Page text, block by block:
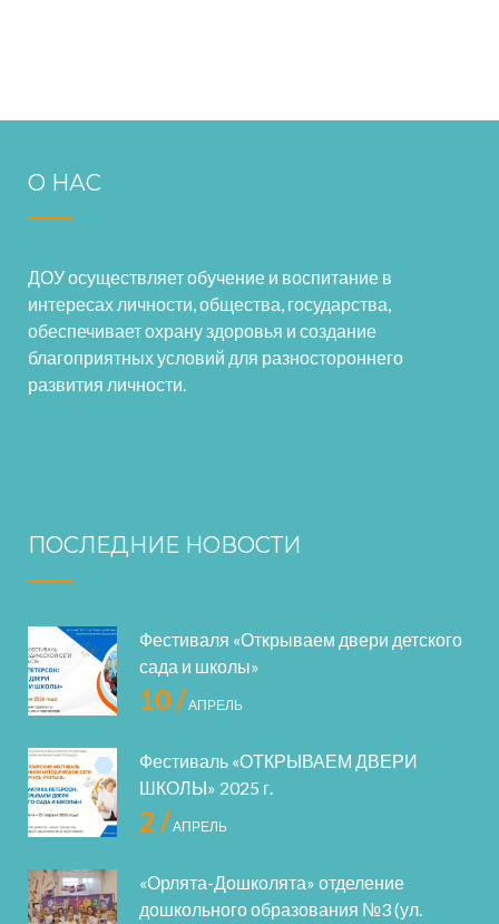
О НАС
ДОУ осуществляет обучение и воспитание в
интересах личности, общества, государства,
обеспечивает охрану здоровья и создание
благоприятных условий для разностороннего
развития личности.
ПОСЛЕДНИЕ НОВОСТИ
Фестиваля «Открываем двери детского
сада и школы»
10 /АПРЕЛЬ
Фестиваль «ОТКРЫВАЕМ ДВЕРИ
ШКОЛЫ» 2025 г.
2 /АПРЕЛЬ
«Орлята-Дошколята» отделение
дошкольного образования №3 (ул.